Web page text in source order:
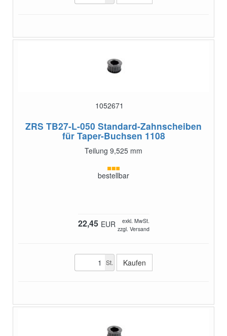
1052671
ZRS TB27-L-050 Standard-Zahnscheiben
für Taper-Buchsen 1108
Teilung 9,525 mm
bestellbar
22,45 EUR
exkl. MwSt.
zzgl. Versand
St.